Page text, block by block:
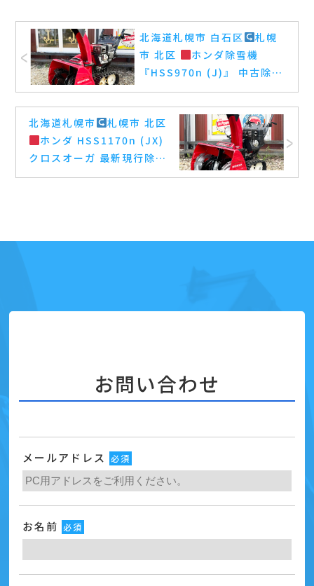
北海道札幌市 白石区
札幌
市 北区
ホンダ除雪機
『HSS970n (J)』 中古除雪
機
出張買取完了
北海道札幌市
札幌市 北区
ホンダ HSS1170n (JX)
クロスオーガ 最新現行除雪
機 買取完了
お問い合わせ
メールアドレス 必須
お名前 必須